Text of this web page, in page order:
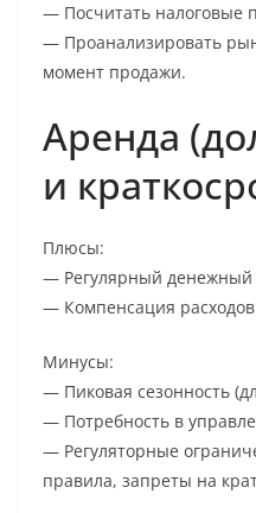
— Посчитать налоговые
— Проанализировать
момент продажи.
Аренда
и
Плюсы:
— Регулярный денежный
— Компенсация
Минусы:
— Пиковая сезонность
— Потребность в
— Регуляторные
правила, запреты на